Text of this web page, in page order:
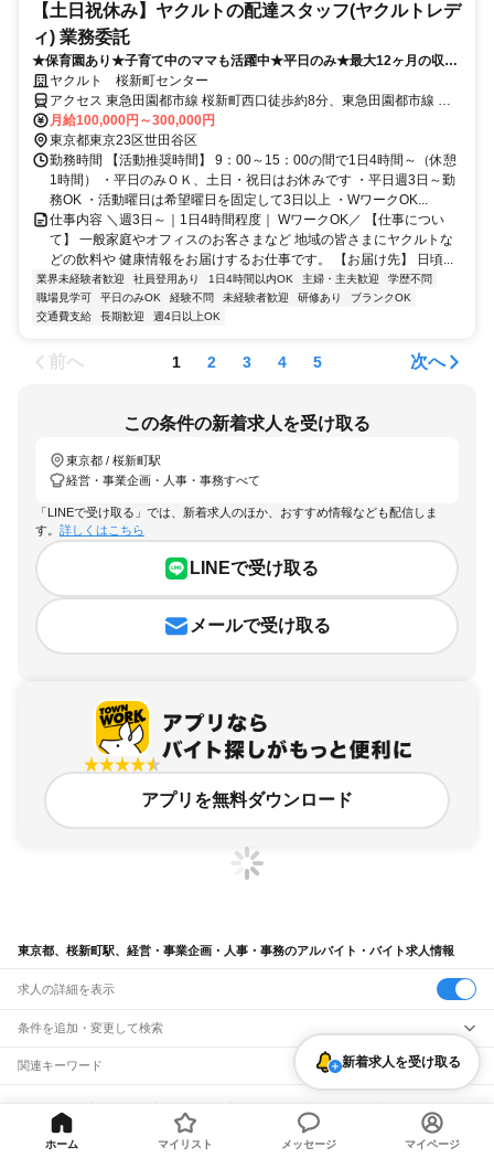
【土日祝休み】ヤクルトの配達スタッフ(ヤクルトレデ
ィ) 業務委託
★保育園あり★子育て中のママも活躍中★平日のみ★最大12ヶ月の収入
補償あり
ヤクルト 桜新町センター
アクセス 東急田園都市線 桜新町西口徒歩約8分、東急田園都市線 用
賀東口徒歩約10分、東急世田谷線 上町下高井戸方面口徒歩約20分
月給100,000円～300,000円
東京都東京23区世田谷区
勤務時間 【活動推奨時間】 9：00～15：00の間で1日4時間～（休憩
1時間） ・平日のみＯＫ、土日・祝日はお休みです ・平日週3日～勤
務OK ・活動曜日は希望曜日を固定して3日以上 ・WワークOK...
仕事内容 ＼週3日～｜1日4時間程度｜ WワークOK／ 【仕事につい
て】 一般家庭やオフィスのお客さまなど 地域の皆さまにヤクルトな
どの飲料や 健康情報をお届けするお仕事です。 【お届け先】 日頃...
業界未経験者歓迎 社員登用あり 1日4時間以内OK 主婦・主夫歓迎
学歴不問
職場見学可
平日のみOK 経験不問 未経験者歓迎 研修あり
ブランクOK
交通費支給
長期歓迎 週4日以上OK
前へ 1 2 3 4 5 次へ
この条件の新着求人を受け取る
東京都 / 桜新町駅
経営・事業企画・人事・事務すべて
「LINEで受け取る」では、新着求人のほか、おすすめ情報なども配信しま
す。 詳しくはこちら
LINEで受け取る
メールで受け取る
アプリを無料ダウンロード
東京都、桜新町駅、経営・事業企画・人事・事務のアルバイト・バイト求人情報
求人の詳細を表示
条件を追加・変更して検索
市区町村を追加・変更
東京都
東京23区
千代田区
港区新宿区文京区 墨田区江東区 目黒区 大田区
駅を追加・変更
JR東海道本線(東京～熱海)
職種を追加・変更
関連キーワード
ガチャガチャ犬カフェ
バイトTOP
東京23区
経営・事業企
画・人事・事務のアルバイト・バイト・求人
新着求人を受け取る
ホーム マイリスト メッセージ マイページ